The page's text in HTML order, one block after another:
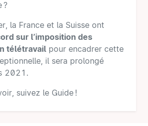
?
la France et la Suisse ont
sur l’imposition des
télétravail pour encadrer cette
il sera prolongé
2021.
suivez le Guide !